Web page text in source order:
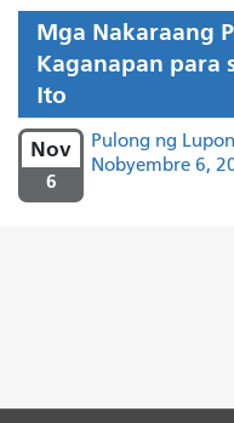
Mga Nakaraang
Kaganapan para
Ito
Nov
6
Pulong ng
Nobyembre 6,